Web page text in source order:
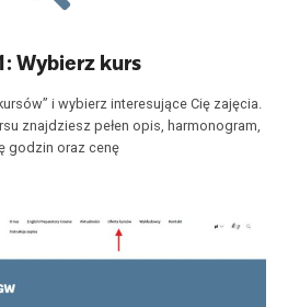
Wybierz kurs
i wybierz interesujące Cię zajęcia.
znajdziesz pełen opis, harmonogram,
godzin oraz cenę